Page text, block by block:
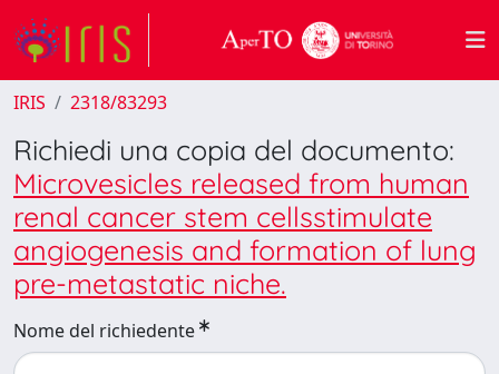
IRIS 2318/83293
Richiedi una copia del documento:
Microvesicles released from human
renal cancer stem cellsstimulate
angiogenesis and formation of lung
pre-metastatic niche.
Nome del richiedente